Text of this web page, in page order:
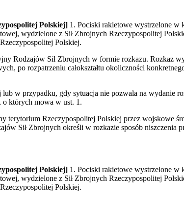
Polskiej] 1. Pociski rakietowe wystrzelone w
wydzielone z Sił Zbrojnych Rzeczypospolitej
Polskiej.
Rodzajów Sił Zbrojnych w formie rozkazu. Rozkaz
po rozpatrzeniu całokształtu okoliczności
w przypadku, gdy sytuacja nie pozwala na wydanie
których mowa w ust. 1.
terytorium Rzeczypospolitej Polskiej przez wojskowe
Sił Zbrojnych określi w rozkazie sposób
Polskiej] 1. Pociski rakietowe wystrzelone w
wydzielone z Sił Zbrojnych Rzeczypospolitej
Polskiej.